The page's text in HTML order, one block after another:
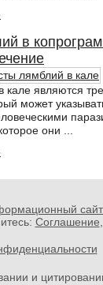
в
кале являются
может
они ...
Соглашение
и